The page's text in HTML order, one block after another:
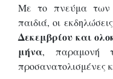
Με το πνεύμα των
παιδιά, οι
Δεκεμβρίου και
μήνα, παραμονή
προσανατολισμένες